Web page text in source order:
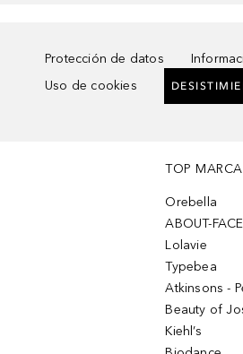
Protección de datos
Uso de cookies
TOP
Orebella
ABOUT-FACE
Lolavie
Typebea
Atkinsons -
Beauty of
Kiehl’s